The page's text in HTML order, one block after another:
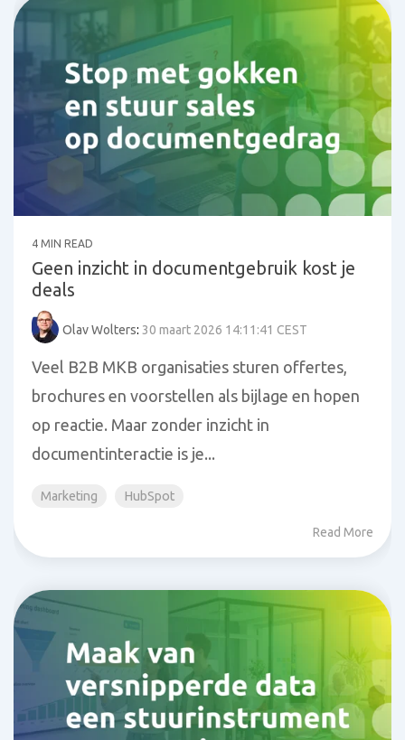
4 MIN READ
Geen inzicht in documentgebruik kost je
deals
Olav Wolters: 30 maart 2026 14:11:41 CEST
Veel B2B MKB organisaties sturen offertes,
brochures en voorstellen als bijlage en hopen
op reactie. Maar zonder inzicht in
documentinteractie is je...
Marketing HubSpot
Read More